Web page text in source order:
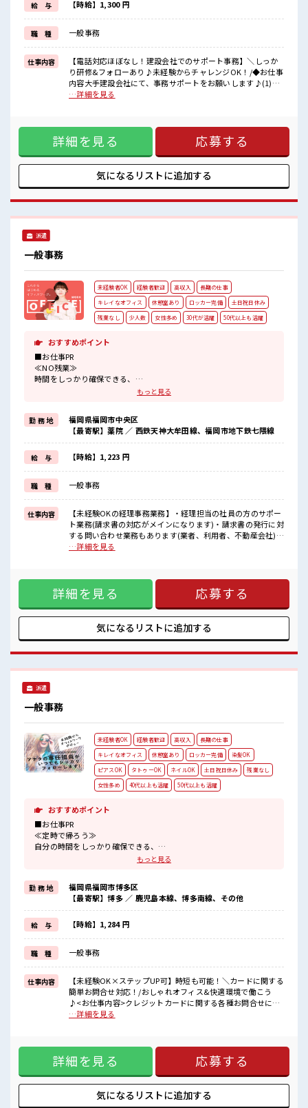
基本的に髪色自由で明るすぎたり奇抜でなければOKです！
(規定有)≪未経験OKの仕事≫
新しいことにチャレンジするのは不安だけど、
しっかり働く環境が整っています！
イチからスキルUP・ステップUP目指していきましょう！
■職場の雰囲気
女性が多めの職場です♪
キバツ過ぎなければ髪色・髪型は自由！
残業はほとんどありません！
給 与 【時給】1,300 円
職 種 一般事務
仕事内容
【電話対応ほぼなし！建設会社でのサポート事務】＼しっか
り研修&フォローあり♪未経験からチャレンジOK！/◆お仕事
内容大手建設会社にて、事務サポートをお願いします♪(1)施
工現場のビフォーアフター写真の作成(専用システム使用)(2)
OK！業界知識は不要です♪安心の研修&OJTでしっかりサポ
ート！静かな環境でコツコツ働きたい方に◎将来は大型商業
施設や有名ビルの建築に関わるチャンスも！？ ■お仕事PR ≪
女性も活躍できる職場≫ もちろん男性の応募も歓迎です！ ≪
自分の時間も大切≫ 残業はほとんどナシ！ 場合によってはお
願いすることもあります♪ ≪土日祝休のお仕事≫ 家族や友人
で明るすぎたり奇抜でなければOKです！ (規定有)≪未経験
OKの仕事≫ 新しいことにチャレンジするのは不安だけど、
業はほとんどありません！
…詳細を見る
詳細を見る 応募する
気になるリストに追加する
派遣
一般事務
未経験者OK 経験者歓迎 高収入
長期の仕事
キレイなオフィス
休憩室あり ロッカー完備
土日祝日休み
残業なし
少人数 女性多め 30代が活躍 50代以上も活躍
おすすめポイント
■お仕事PR
≪NO残業≫
時間をしっかり確保できる、
≪女性も活躍できる職場≫
もちろん男性の応募も歓迎です！
≪完全週休二日制≫
週末は家族や友人と一緒にプライベート満喫！
≪初めての仕事だけど自分にもできそう≫
新しいことにチャレンジするのは不安だけど、
しっかり働く環境が整っています！
イチからスキルUP・ステップUP目指していきましょう！
≪自分に合った期間で働ける≫
福利厚生が整った派遣のお仕事です！
■職場の雰囲気
女性も活躍しやすい雰囲気の職場です！
のんびりスマホチェック♪
もっと見る
勤 務 地
福岡県福岡市中央区
【最寄駅】薬院 ／ 西鉄天神大牟田線、福岡市地下鉄七隈線
給 与 【時給】1,223 円
職 種 一般事務
仕事内容
【未経験OKの経理事務業務】・経理担当の社員の方のサポー
ト業務(請求書の対応がメインになります)・請求書の発行に対
する問い合わせ業務もあります(業者、利用者、不動産会社)等
からの問い合わせ対応です ■お仕事PR ≪NO残業≫ 時間をし
≫ もちろん男性の応募も歓迎です！ ≪完全週休二日制≫ 週末
は家族や友人と一緒にプライベート満喫！ ≪初めての仕事だ
けど自分にもできそう≫ 新しいことにチャレンジするのは不
安だけど、 しっかり働く環境が整っています！ イチからスキ
ルUP・ステップUP目指していきましょう！ ≪自分に合った
期間で働ける≫ 福利厚生が整った派遣のお仕事です！ ■職場
仲間ともなじみやすい少人数の職場☆ 休憩室で自分タイム！
のんびりスマホチェック♪
…詳細を見る
詳細を見る 応募する
気になるリストに追加する
派遣
一般事務
未経験者OK 経験者歓迎 高収入
長期の仕事
キレイなオフィス
休憩室あり ロッカー完備
染髪OK
ピアスOK
タトゥーOK ネイルOK 土日祝日休み
残業なし
女性多め
40代以上も活躍 50代以上も活躍
おすすめポイント
■お仕事PR
≪定時で帰ろう≫
自分の時間をしっかり確保できる、
もちろん男性の応募も歓迎です！
≪土日祝休のお仕事≫
家族や友人と一緒にプライベート満喫！
≪ヘアカラーOKで自由な雰囲気の職場≫
明るすぎたり奇抜でなければ基本的に自由！
(規定有)≪未経験の方も大カンゲイ≫
新しいことにチャレンジするのは不安だけど、
しっかり働く環境が整っています！
イチからスキルUP・ステップUP目指していきましょう！
■職場の雰囲気
女性が多い職場ですが男女は問いません！
応募お待ちしております！
休憩室完備でランチや休憩も充実しそう♪
もっと見る
勤 務 地
福岡県福岡市博多区
【最寄駅】博多 ／ 鹿児島本線、博多南線、その他
給 与 【時給】1,284 円
職 種 一般事務
仕事内容
【未経験OK×ステップUP可】時短も可能！＼カードに関する
簡単お問合せ対応！/おしゃれオフィス&快適環境で働こう
♪<お仕事内容>クレジットカードに関する各種お問合せにご
対応いただくお仕事です◎まずは簡単な内容からスタートし
てどこで確認できるの？・今月いくら使ったか知りたい！・
引っ越したので住所変更したい・カードをなくしたので止め
てほしい などお客様の問い合わせに対してチャットで対応
頂きます。慣れてきたら電話対応にもステップアップ！ ■お
仕事PR ≪定時で帰ろう≫ 自分の時間をしっかり確保できる、
残業基本ナシのお仕事♪ ≪女性も活躍できる職場≫ もちろん
…詳細を見る
詳細を見る 応募する
気になるリストに追加する